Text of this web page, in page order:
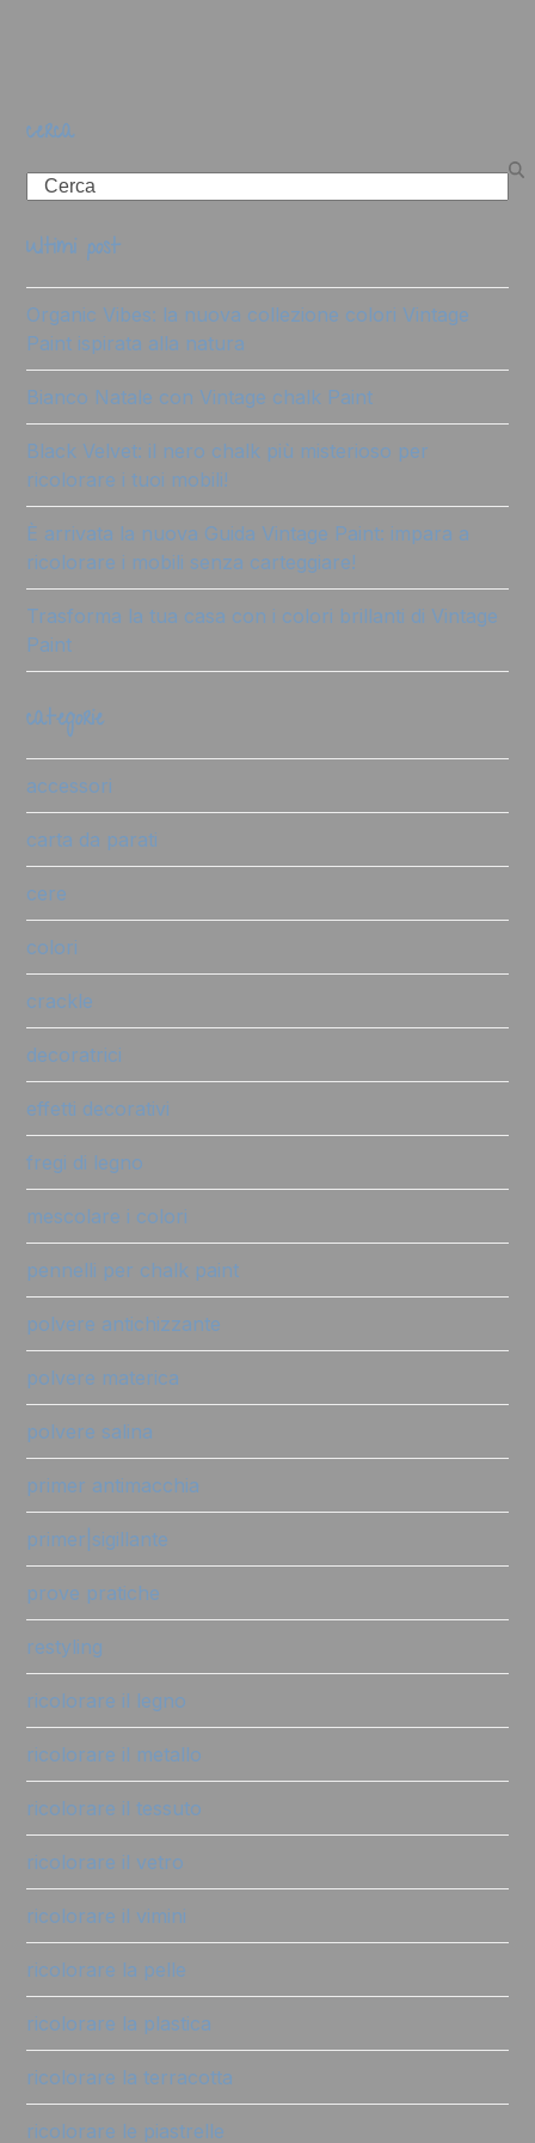
cerca
Search
ultimi post
Organic Vibes: la nuova collezione colori Vintage
Paint ispirata alla natura
Bianco Natale con Vintage chalk Paint
Black Velvet: il nero chalk più misterioso per
ricolorare i tuoi mobili!
È arrivata la nuova Guida Vintage Paint: impara a
ricolorare i mobili senza carteggiare!
Trasforma la tua casa con i colori brillanti di Vintage
Paint
categorie
accessori
carta da parati
cere
colori
crackle
decoratrici
effetti decorativi
fregi di legno
mescolare i colori
pennelli per chalk paint
polvere antichizzante
polvere materica
polvere salina
primer antimacchia
primer|sigillante
prove pratiche
restyling
ricolorare il legno
ricolorare il metallo
ricolorare il tessuto
ricolorare il vetro
ricolorare il vimini
ricolorare la pelle
ricolorare la plastica
ricolorare la terracotta
ricolorare le piastrelle